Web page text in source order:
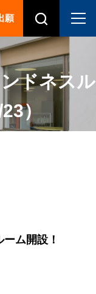
ドネスル
）
ム開設！
願